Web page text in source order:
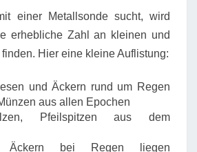
einer Metallsonde sucht, wird
erhebliche Zahl an kleinen und
Hier eine kleine Auflistung:
und Äckern rund um Regen
aus allen Epochen
Pfeilspitzen aus dem
bei Regen liegen